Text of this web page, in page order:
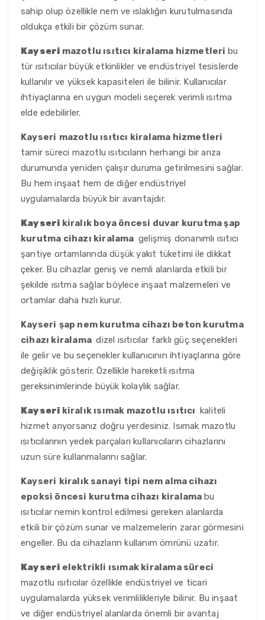
sahip olup özellikle nem ve ıslaklığın kurutulmasında
oldukça etkili bir çözüm sunar.
Kayseri mazotlu ısıtıcı kiralama hizmetleri bu
tür ısıtıcılar büyük etkinlikler ve endüstriyel tesislerde
kullanılır ve yüksek kapasiteleri ile bilinir. Kullanıcılar
ihtiyaçlarına en uygun modeli seçerek verimli ısıtma
elde edebilirler.
Kayseri mazotlu ısıtıcı kiralama hizmetleri
tamir süreci mazotlu ısıtıcıların herhangi bir arıza
durumunda yeniden çalışır duruma getirilmesini sağlar.
Bu hem inşaat hem de diğer endüstriyel
uygulamalarda büyük bir avantajdır.
Kayseri kiralık boya öncesi duvar kurutma şap
kurutma cihazı kiralama gelişmiş donanımlı ısıtıcı
şantiye ortamlarında düşük yakıt tüketimi ile dikkat
çeker. Bu cihazlar geniş ve nemli alanlarda etkili bir
şekilde ısıtma sağlar böylece inşaat malzemeleri ve
ortamlar daha hızlı kurur.
Kayseri şap nem kurutma cihazı beton kurutma
cihazı kiralama dizel ısıtıcılar farklı güç seçenekleri
ile gelir ve bu seçenekler kullanıcının ihtiyaçlarına göre
değişiklik gösterir. Özellikle hareketli ısıtma
gereksinimlerinde büyük kolaylık sağlar.
Kayseri kiralık ısımak mazotlu ısıtıcı kaliteli
hizmet arıyorsanız doğru yerdesiniz. Isımak mazotlu
ısıtıcılarının yedek parçaları kullanıcıların cihazlarını
uzun süre kullanmalarını sağlar.
Kayseri kiralık sanayi tipi nem alma cihazı
epoksi öncesi kurutma cihazı kiralama bu
ısıtıcılar nemin kontrol edilmesi gereken alanlarda
etkili bir çözüm sunar ve malzemelerin zarar görmesini
engeller. Bu da cihazların kullanım ömrünü uzatır.
Kayseri elektrikli ısımak kiralama süreci
mazotlu ısıtıcılar özellikle endüstriyel ve ticari
uygulamalarda yüksek verimlilikleriyle bilinir. Bu inşaat
ve diğer endüstriyel alanlarda önemli bir avantaj